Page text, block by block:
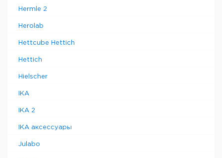
Hermle 2
Herolab
Hettcube Hettich
Hettich
Hielscher
IKA
IKA 2
IKA аксессуары
Julabo